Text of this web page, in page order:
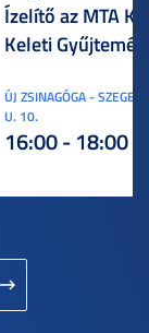
Ízelítő az MTA
Keleti
ÚJ ZSINAGÓGA -
U. 10.
16:00 - 18:00